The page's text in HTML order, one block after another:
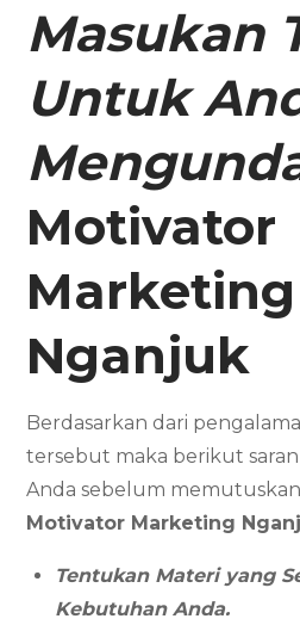
Masukan
Untuk
Motivator
Marketing
Nganjuk
Berdasarkan dari
tersebut maka berikut
Anda sebelum
Motivator Marketing
Tentukan Materi yang
Kebutuhan Anda.